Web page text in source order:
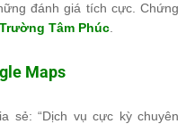
đánh giá tích cực. Chứng
Tâm Phúc
Maps
sẻ: “Dịch vụ cực kỳ chuyên